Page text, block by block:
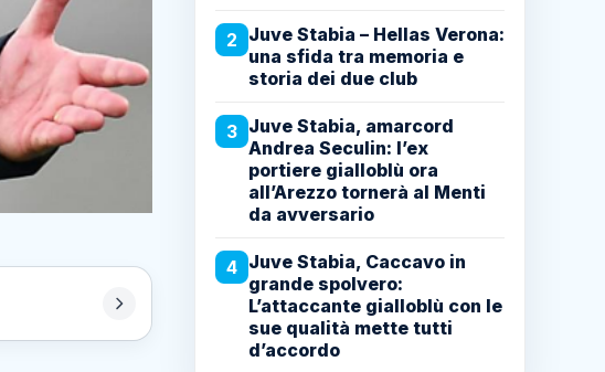
2 Juve Stabia – Hellas Verona:
una sfida tra memoria e
storia dei due club
3 Juve Stabia, amarcord
Andrea Seculin: l’ex
portiere gialloblù ora
all’Arezzo tornerà al Menti
da avversario
4 Juve Stabia, Caccavo in
grande spolvero:
L’attaccante gialloblù con le
sue qualità mette tutti
d’accordo